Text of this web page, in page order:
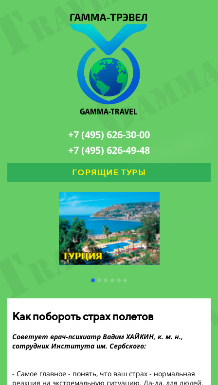
+7 (495) 626-30-00
+7 (495) 626-49-48
ГОРЯЩИЕ ТУРЫ
Как побороть страх полетов
Советует врач-психиатр Вадим ХАЙКИН, к. м. н.,
сотрудник Института им. Сербского:
- Самое главное - понять, что ваш страх - нормальная
реакция на экстремальную ситуацию. Да-да, для людей,